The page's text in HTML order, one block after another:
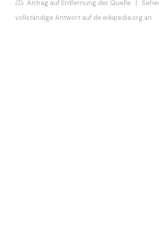
Antrag auf Entfernung der Quelle |
vollständige Antwort auf de.wikipedia.org an